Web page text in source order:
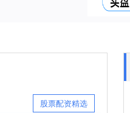
股票配资精选